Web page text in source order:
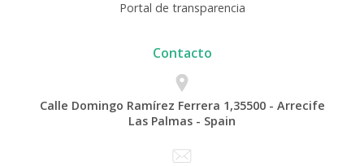
Portal de transparencia
Contacto
Calle Domingo Ramírez Ferrera 1,35500 - Arrecife
Las Palmas - Spain